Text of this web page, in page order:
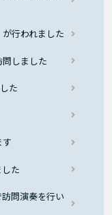
行われました
しました
た
た
問演奏を行い